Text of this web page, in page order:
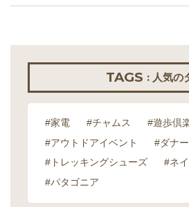
TAGS : 人気の
#家電 #チャムス #遊歩倶
#アウトドアイベント
#ダナー
#トレッキングシューズ
#ネ
#パタゴニア